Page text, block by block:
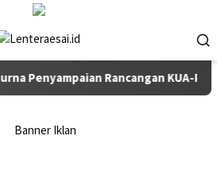
Rancangan KUA-PPAS TA